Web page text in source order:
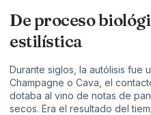
De proceso
estilística
Durante siglos, la autólisis fue
Champagne o Cava, el
dotaba al vino de notas de
secos. Era el resultado del